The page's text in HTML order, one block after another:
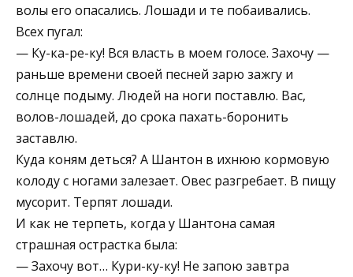
волы его опасались. Лошади и те побаивались.
Всех пугал:
— Ку-ка-ре-ку! Вся власть в моем голосе. Захочу —
раньше времени своей песней зарю зажгу и
солнце подыму. Людей на ноги поставлю. Вас,
волов-лошадей, до срока пахать-боронить
заставлю.
Куда коням деться? А Шантон в ихнюю кормовую
колоду с ногами залезает. Овес разгребает. В пищу
мусорит. Терпят лошади.
И как не терпеть, когда у Шантона самая
страшная острастка была:
— Захочу вот… Кури-ку-ку! Не запою завтра